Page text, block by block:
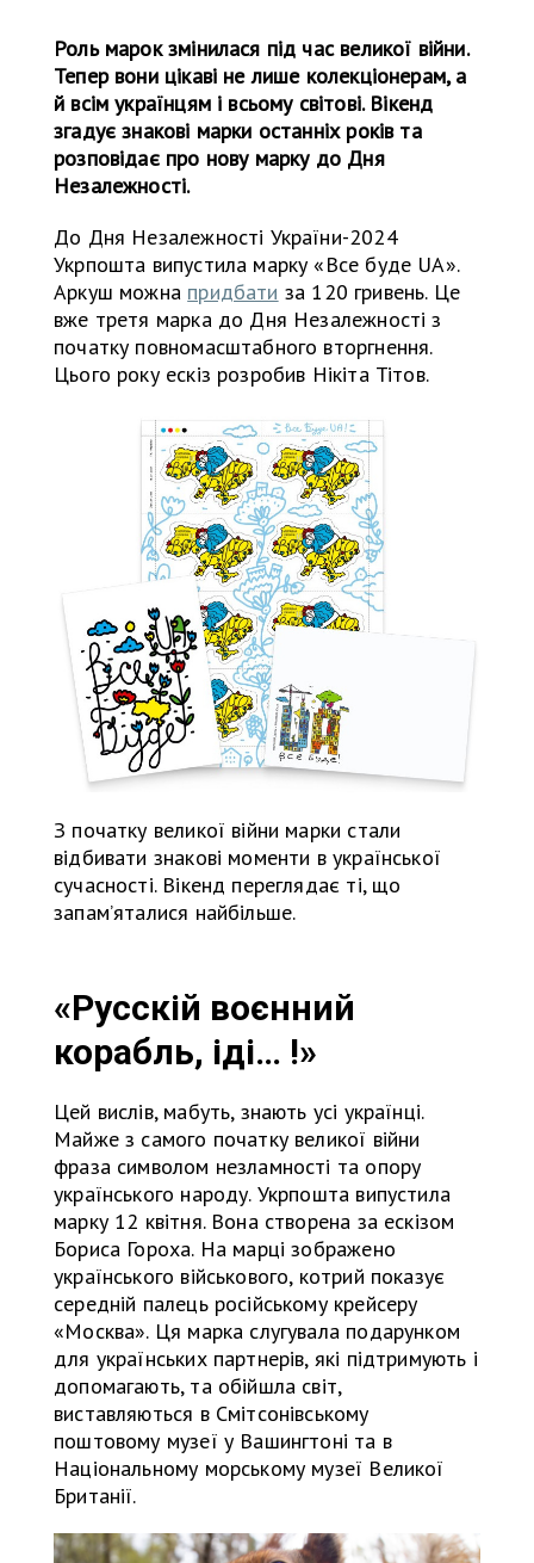
Роль марок змінилася під час великої війни.
Тепер вони цікаві не лише колекціонерам, а
й всім українцям і всьому світові. Вікенд
згадує знакові марки останніх років та
розповідає про нову марку до Дня
Незалежності.
До Дня Незалежності України-2024
Укрпошта випустила марку «Все буде UA».
Аркуш можна придбати за 120 гривень. Це
вже третя марка до Дня Незалежності з
початку повномасштабного вторгнення.
Цього року ескіз розробив Нікіта Тітов.
З початку великої війни марки стали
відбивати знакові моменти в української
сучасності. Вікенд переглядає ті, що
запамʼяталися найбільше.
«Русскій воєнний
корабль, іді… !»
Цей вислів, мабуть, знають усі українці.
Майже з самого початку великої війни
фраза символом незламності та опору
українського народу. Укрпошта випустила
марку 12 квітня. Вона створена за ескізом
Бориса Гороха. На марці зображено
українського військового, котрий показує
середній палець російському крейсеру
«Москва». Ця марка слугувала подарунком
для українських партнерів, які підтримують і
допомагають, та обійшла світ,
виставляються в Смітсонівському
поштовому музеї у Вашингтоні та в
Національному морському музеї Великої
Британії.